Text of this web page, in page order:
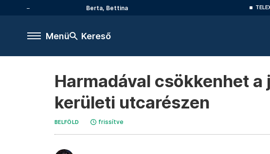
Berta, Bettina
Menü Kereső
Harmadával csökkenhet
kerületi utcarészen
BELFÖLD frissítve